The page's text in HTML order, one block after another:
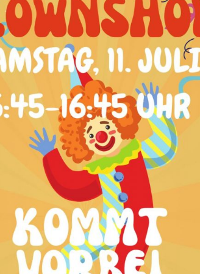
FESTPLATZ UND PARKPLÄTZE
GETRÄNKEPREISE
HISTORIE